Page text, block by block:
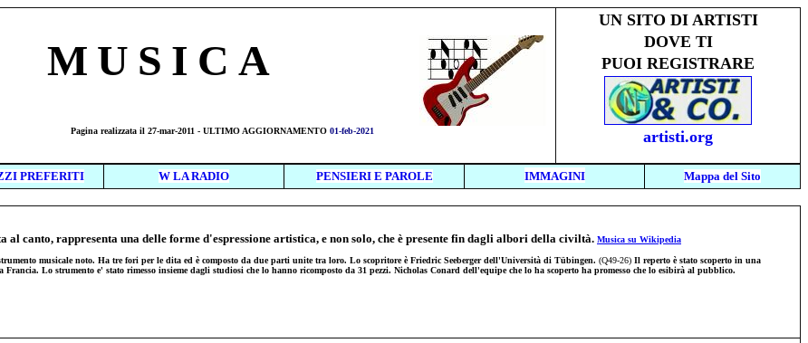
MUSICA
Pagina realizzata il 27-mar-2011 - ULTIMO AGGIORNAMENTO 01-feb-2021
UN SITO DI ARTISTI
DOVE TI
PUOI REGISTRARE
artisti.org
PREFERITI W LA RADIO PENSIERI E PAROLE IMMAGINI Mappa del Sito
canto, rappresenta una delle forme d'espressione artistica, e non solo, che è presente fin dagli albori della civiltà. Musica su Wikipedia
musicale noto. Ha tre fori per le dita ed è composto da due parti unite tra loro. Lo scopritore è Friedric Seeberger dell'Università di Tübingen. (Q49-26) Il reperto è stato scoperto in una
Lo strumento e' stato rimesso insieme dagli studiosi che lo hanno ricomposto da 31 pezzi. Nicholas Conard dell'equipe che lo ha scoperto ha promesso che lo esibirà al pubblico.